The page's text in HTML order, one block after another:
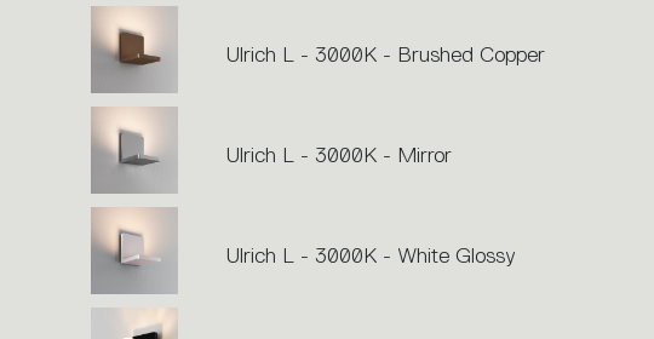
Ulrich L - 3000K - Brushed Copper
Ulrich L - 3000K - Mirror
Ulrich L - 3000K - White Glossy